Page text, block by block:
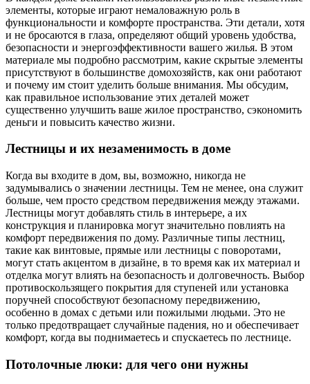
элементы, которые играют немаловажную роль в
функциональности и комфорте пространства. Эти детали, хотя
и не бросаются в глаза, определяют общий уровень удобства,
безопасности и энергоэффективности вашего жилья. В этом
материале мы подробно рассмотрим, какие скрытые элементы
присутствуют в большинстве домохозяйств, как они работают
и почему им стоит уделить больше внимания. Мы обсудим,
как правильное использование этих деталей может
существенно улучшить ваше жилое пространство, сэкономить
деньги и повысить качество жизни.
Лестницы и их незаменимость в доме
Когда вы входите в дом, вы, возможно, никогда не
задумывались о значении лестницы. Тем не менее, она служит
больше, чем просто средством передвижения между этажами.
Лестницы могут добавлять стиль в интерьере, а их
конструкция и планировка могут значительно повлиять на
комфорт передвижения по дому. Различные типы лестниц,
такие как винтовые, прямые или лестницы с поворотами,
могут стать акцентом в дизайне, в то время как их материал и
отделка могут влиять на безопасность и долговечность. Выбор
противоскользящего покрытия для ступеней или установка
поручней способствуют безопасному передвижению,
особенно в домах с детьми или пожилыми людьми. Это не
только предотвращает случайные падения, но и обеспечивает
комфорт, когда вы поднимаетесь и спускаетесь по лестнице.
Потолочные люки: для чего они нужны